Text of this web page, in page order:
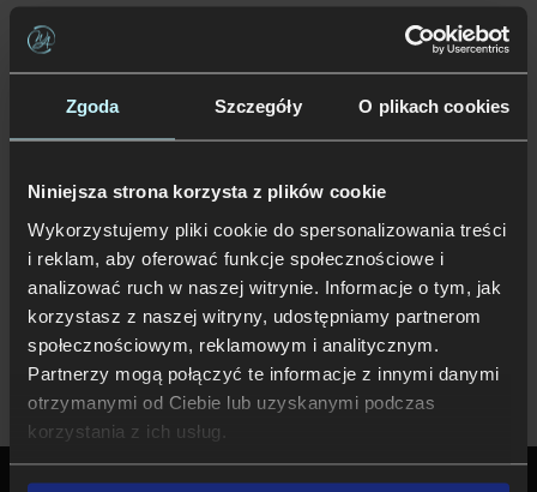
Zgoda Szczegóły O plikach cookies
Niniejsza strona korzysta z plików cookie
Wykorzystujemy pliki cookie do spersonalizowania treści
i reklam, aby oferować funkcje społecznościowe i
analizować ruch w naszej witrynie. Informacje o tym, jak
korzystasz z naszej witryny, udostępniamy partnerom
społecznościowym, reklamowym i analitycznym.
Partnerzy mogą połączyć te informacje z innymi danymi
otrzymanymi od Ciebie lub uzyskanymi podczas
korzystania z ich usług.
ZOSTAŃ CUKIERNIKIEM –
KOMPLEKSOWY KURS OD
PODSTAW Z IGOREM
ZARITSKIM
poniedziałek Warszawa
ZAPISZ SIĘ →